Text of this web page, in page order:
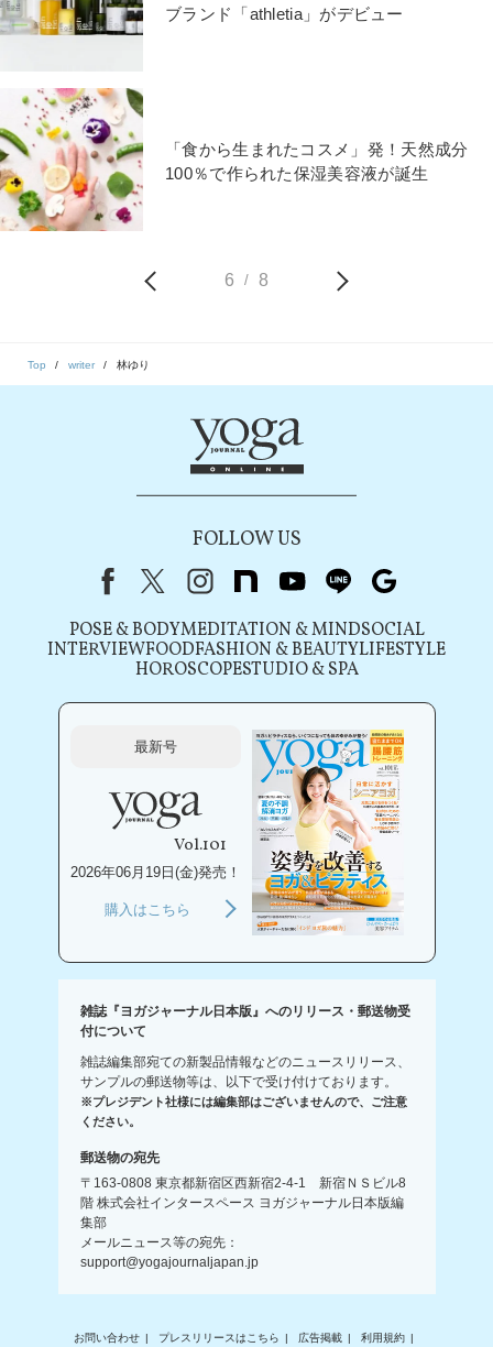
ブランド「athletia」がデビュー
「食から生まれたコスメ」発！天然成分
100％で作られた保湿美容液が誕生
6 / 8
Top writer 林ゆり
FOLLOW US
FacebookX（旧Twitter）
instagram
note youtubeline
POSE & BODYMEDITATION & MINDSOCIAL
INTERVIEWFOODFASHION & BEAUTYLIFESTYLE
HOROSCOPESTUDIO & SPA
最新号
Vol.101
2026年06月19日(金)発売！
購入はこちら
雑誌『ヨガジャーナル日本版』へのリリース・郵送物受
付について
雑誌編集部宛ての新製品情報などのニュースリリース、
サンプルの郵送物等は、以下で受け付けております。
※プレジデント社様には編集部はございませんので、ご注意
ください。
郵送物の宛先
〒163-0808 東京都新宿区西新宿2-4-1 新宿ＮＳビル8
階 株式会社インタースペース ヨガジャーナル日本版編
集部
メールニュース等の宛先：
support@yogajournaljapan.jp
お問い合わせ プレスリリースはこちら 広告掲載 利用規約